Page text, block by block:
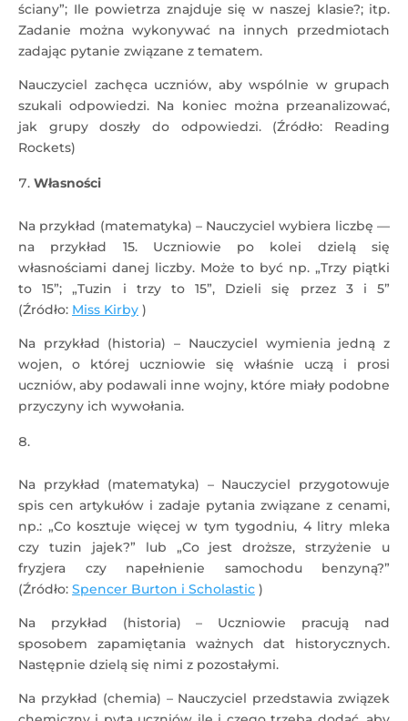
ściany”; Ile powietrza znajduje się w naszej klasie?; itp.
Zadanie można wykonywać na innych przedmiotach
zadając pytanie związane z tematem.
Nauczyciel zachęca uczniów, aby wspólnie w grupach
szukali odpowiedzi. Na koniec można przeanalizować,
jak grupy doszły do odpowiedzi. (Źródło: Reading
Rockets)
Własności
Na przykład (matematyka) – Nauczyciel wybiera liczbę —
na przykład 15. Uczniowie po kolei dzielą się
własnościami danej liczby. Może to być np. „Trzy piątki
to 15”; „Tuzin i trzy to 15”, Dzieli się przez 3 i 5”
(Źródło: Miss Kirby )
Na przykład (historia) – Nauczyciel wymienia jedną z
wojen, o której uczniowie się właśnie uczą i prosi
uczniów, aby podawali inne wojny, które miały podobne
przyczyny ich wywołania.
Na przykład (matematyka) – Nauczyciel przygotowuje
spis cen artykułów i zadaje pytania związane z cenami,
np.: „Co kosztuje więcej w tym tygodniu, 4 litry mleka
czy tuzin jajek?” lub „Co jest droższe, strzyżenie u
fryzjera czy napełnienie samochodu benzyną?”
(Źródło: Spencer Burton i Scholastic )
Na przykład (historia) – Uczniowie pracują nad
sposobem zapamiętania ważnych dat historycznych.
Następnie dzielą się nimi z pozostałymi.
Na przykład (chemia) – Nauczyciel przedstawia związek